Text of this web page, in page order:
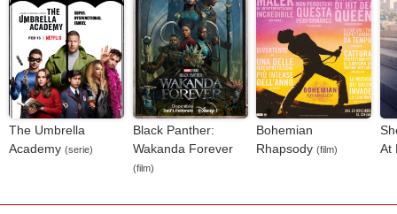
The Umbrella
Academy (serie)
Black Panther:
Wakanda Forever
(film)
Bohemian
Rhapsody (film)
At